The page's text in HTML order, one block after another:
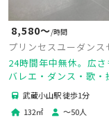
8,580〜/時間
プリンセスユーダンス
ー 武蔵小山ダンスス
24時間年中無休。広さ
バレエ・ダンス・歌・
他様々な用途で利用で
ジオです。
武蔵小山駅 徒歩1分
132㎡ 〜50人